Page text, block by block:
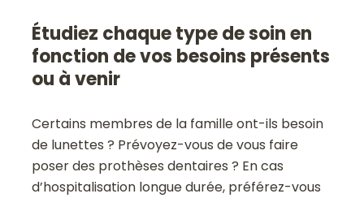
Étudiez chaque type de soin en
fonction de vos besoins présents
ou à venir
Certains membres de la famille ont-ils besoin
de lunettes ? Prévoyez-vous de vous faire
poser des prothèses dentaires ? En cas
d’hospitalisation longue durée, préférez-vous